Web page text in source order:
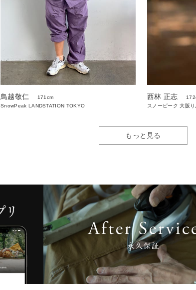
鳥越敬仁
171cm
SnowPeak LANDSTATION TOKYO
西林 正志
スノーピーク 大阪り
もっと見る